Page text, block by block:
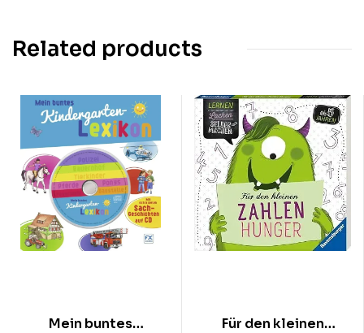
Related products
Mein buntes
Für den kleinen